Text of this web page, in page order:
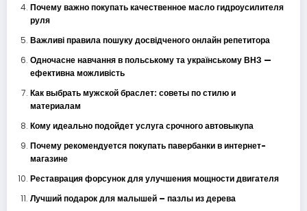
Почему важно покупать качественное масло гидроусилителя
руля
Важливі правила пошуку досвідченого онлайн репетитора
Одночасне навчання в польському та українському ВНЗ —
ефективна можливість
Как выбрать мужской браслет: советы по стилю и
материалам
Кому идеально подойдет услуга срочного автовыкупа
Почему рекомендуется покупать павербанки в интернет-
магазине
Реставрация форсунок для улучшения мощности двигателя
Лучший подарок для малышей – пазлы из дерева